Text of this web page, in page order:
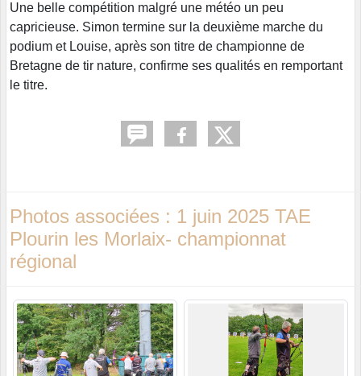
Une belle compétition malgré une météo un peu
capricieuse. Simon termine sur la deuxième marche du
podium et Louise, après son titre de championne de
Bretagne de tir nature, confirme ses qualités en remportant
le titre.
Photos associées : 1 juin 2025 TAE
Plourin les Morlaix- championnat
régional